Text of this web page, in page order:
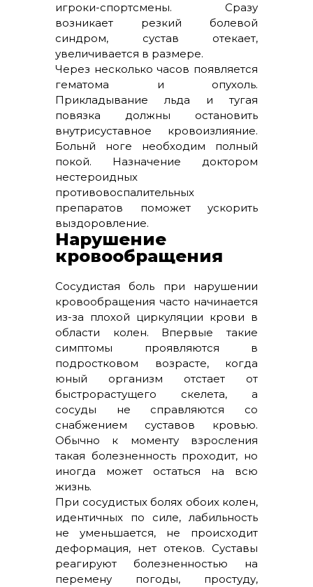
игроки-спортсмены. Сразу
возникает резкий болевой
синдром, сустав отекает,
увеличивается в размере.
Через несколько часов появляется
гематома и опухоль.
Прикладывание льда и тугая
повязка должны остановить
внутрисуставное кровоизлияние.
Больнй ноге необходим полный
покой. Назначение доктором
нестероидных
противовоспалительных
препаратов поможет ускорить
выздоровление.
Нарушение
кровообращения
Сосудистая боль при нарушении
кровообращения часто начинается
из-за плохой циркуляции крови в
области колен. Впервые такие
симптомы проявляются в
подростковом возрасте, когда
юный организм отстает от
быстрорастущего скелета, а
сосуды не справляются со
снабжением суставов кровью.
Обычно к моменту взросления
такая болезненность проходит, но
иногда может остаться на всю
жизнь.
При сосудистых болях обоих колен,
идентичных по силе, лабильность
не уменьшается, не происходит
деформация, нет отеков. Суставы
реагируют болезненностью на
перемену погоды, простуду,